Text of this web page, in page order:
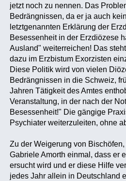
jetzt noch zu nennen. Das
Bedrängnissen, da er ja auch
letztgenannten Erklärung der
Besessenheit in der Erzdiözese
Ausland" weiterreichen! Das
dazu im Erzbistum Exorzisten
Diese Politik wird von vielen
Bedrängnissen in die Schweiz,
Jahren Tätigkeit des Amtes
Veranstaltung, in der nach der
Besessenheit!" Die gängige
Psychiater weiterzuleiten, ohne
Zu der Weigerung von
Gabriele Amorth einmal, dass er
ersucht wird und er diese Hilfe
jedes Jahr allein in Deutschland